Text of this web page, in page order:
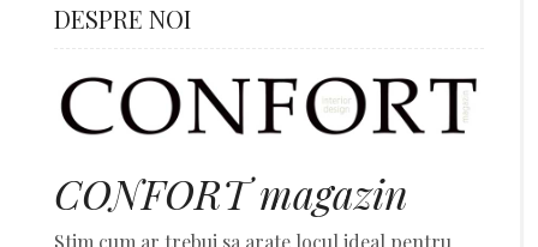
DESPRE NOI
CONFORT magazin
Stim cum ar trebui sa arate locul ideal pentru